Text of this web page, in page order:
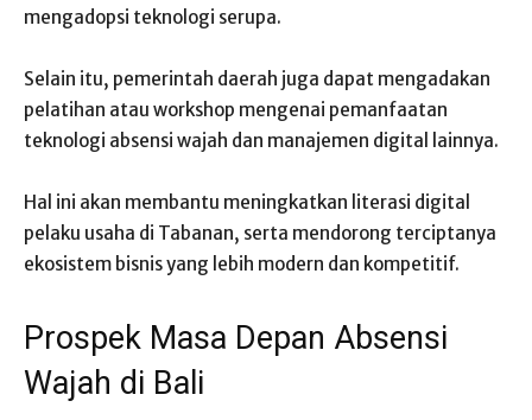
mengadopsi teknologi serupa.
Selain itu, pemerintah daerah juga dapat mengadakan
pelatihan atau workshop mengenai pemanfaatan
teknologi absensi wajah dan manajemen digital lainnya.
Hal ini akan membantu meningkatkan literasi digital
pelaku usaha di Tabanan, serta mendorong terciptanya
ekosistem bisnis yang lebih modern dan kompetitif.
Prospek Masa Depan Absensi
Wajah di Bali